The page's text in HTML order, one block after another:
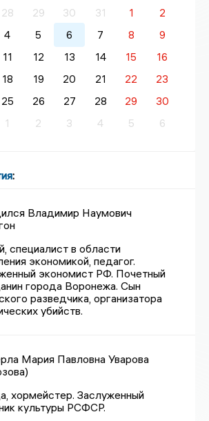
28 29 30 31 1
2
4 5 6 7 8
9
11 12 13 14 15
16
18 19 20 21 22
23
25 26 27 28 29
30
1 2 3 4 5 6
:
Владимир Наумович
специалист в области
экономикой, педагог.
экономист РФ. Почетный
города Воронежа. Сын
разведчика, организатора
убийств.
Мария Павловна Уварова
хормейстер. Заслуженный
культуры РСФСР.